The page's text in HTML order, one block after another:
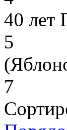
40 лет
5
7